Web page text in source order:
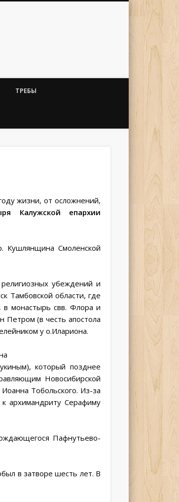
ТРЕБЫ
жизни, от осложнений,
Калужской епархии
Кушлянщина Смоленской
убеждений и
Тамбовской области, где
в монастырь свв. Флора и
Петром (в честь апостола
у о.Илариона.
который позднее
Новосибирской
Тобольского. Из-за
архимандриту Серафиму
Пафнутьево-
в затворе шесть лет. В